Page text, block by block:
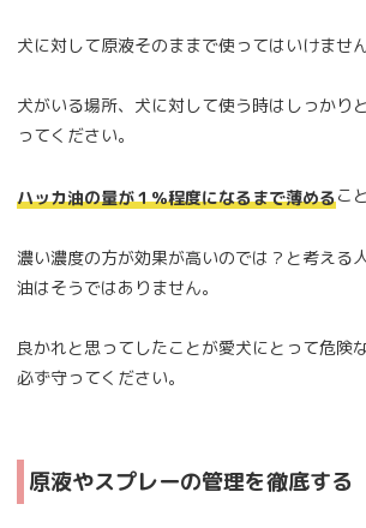
犬に対して原液そのままで使ってはいけません
犬がいる場所、犬に対して使う時はしっかり
ってください。
ハッカ油の量が１％程度になるまで薄めるこ
濃い濃度の方が効果が高いのでは？と考える
油はそうではありません。
良かれと思ってしたことが愛犬にとって危険
必ず守ってください。
原液やスプレーの管理を徹底する